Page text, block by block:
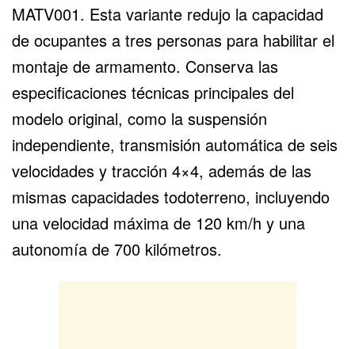
MATV001. Esta variante redujo la capacidad
de ocupantes a tres personas para habilitar el
montaje de armamento. Conserva las
especificaciones técnicas principales del
modelo original, como la suspensión
independiente, transmisión automática de seis
velocidades y tracción 4×4, además de las
mismas capacidades todoterreno, incluyendo
una velocidad máxima de 120 km/h y una
autonomía de 700 kilómetros.